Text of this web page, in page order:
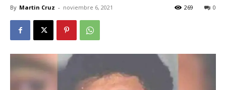
By Martin Cruz - noviembre 6, 2021 0
269